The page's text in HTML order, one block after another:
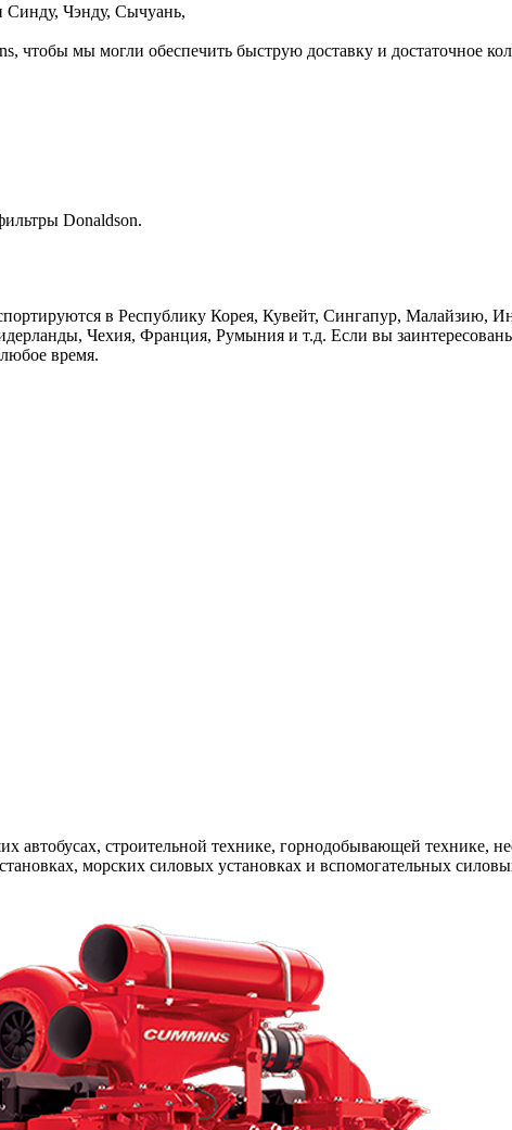
Синду, Чэнду, Сычуань,
мы могли обеспечить быструю доставку и достаточное
Donaldson.
в Республику Корея, Кувейт, Сингапур,
Чехия, Франция, Румыния и т.д. Если вы заинтересованы
время.
автобусах, строительной технике, горнодобывающей технике,
морских силовых установках и вспомогательных